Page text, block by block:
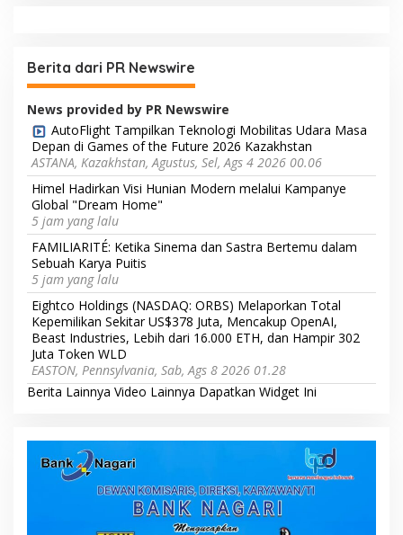
Berita dari PR Newswire
News provided by PR Newswire
AutoFlight Tampilkan Teknologi Mobilitas Udara Masa
Depan di Games of the Future 2026 Kazakhstan
ASTANA, Kazakhstan, Agustus, Sel, Ags 4 2026 00.06
Himel Hadirkan Visi Hunian Modern melalui Kampanye
Global "Dream Home"
5 jam yang lalu
FAMILIARITÉ: Ketika Sinema dan Sastra Bertemu dalam
Sebuah Karya Puitis
5 jam yang lalu
Eightco Holdings (NASDAQ: ORBS) Melaporkan Total
Kepemilikan Sekitar US$378 Juta, Mencakup OpenAI,
Beast Industries, Lebih dari 16.000 ETH, dan Hampir 302
Juta Token WLD
EASTON, Pennsylvania, Sab, Ags 8 2026 01.28
Berita Lainnya Video Lainnya Dapatkan Widget Ini